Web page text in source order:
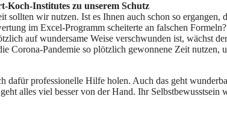
Koch-Institutes zu unserem Schutz
sollten wir nutzen. Ist es Ihnen auch schon so ergangen,
im Excel-Programm scheiterte an falschen Formeln?
auf wundersame Weise verschwunden ist, wächst der
Corona-Pandemie so plötzlich gewonnene Zeit nutzen,
dafür professionelle Hilfe holen. Auch das geht
alles viel besser von der Hand. Ihr Selbstbewusstsein